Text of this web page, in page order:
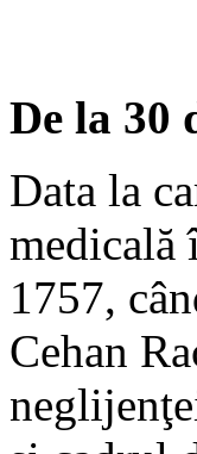
De la 30
Data la
medicală
1757,
Cehan